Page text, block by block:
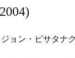
ョン・ピサタナ